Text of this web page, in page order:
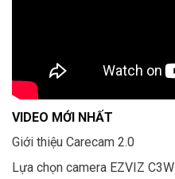
VIDEO MỚI NHẤT
Giới thiệu Carecam 2.0
Lựa chọn camera EZVIZ C3W